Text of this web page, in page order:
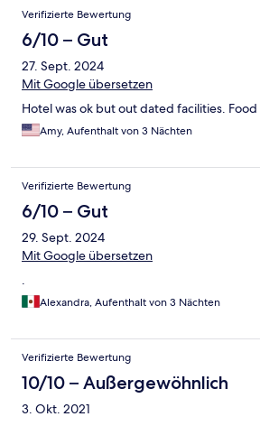
Verifizierte Bewertung
6/10 – Gut
27. Sept. 2024
Mit Google übersetzen
Hotel was ok but out dated facilities.
Amy, Aufenthalt von 3 Nächten
Verifizierte Bewertung
6/10 – Gut
29. Sept. 2024
Mit Google übersetzen
.
Alexandra, Aufenthalt von 3 Nächten
Verifizierte Bewertung
10/10 – Außergewöhnlich
3. Okt. 2021